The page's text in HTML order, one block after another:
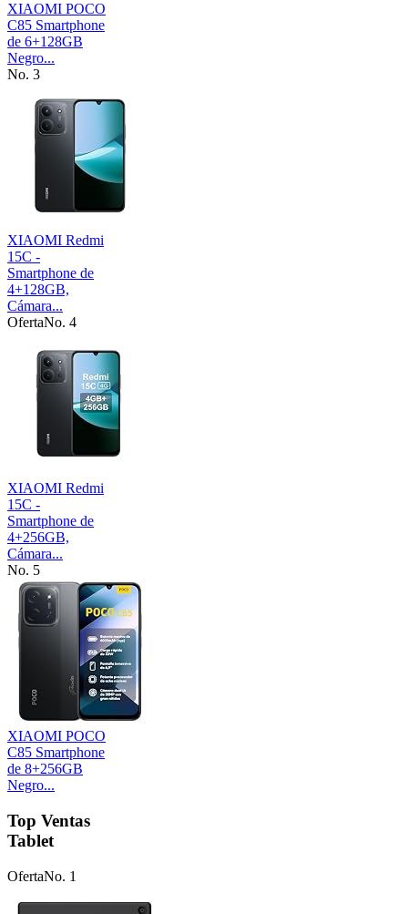
XIAOMI POCO
C85 Smartphone
de 6+128GB
Negro...
No. 3
XIAOMI Redmi
15C -
Smartphone de
4+128GB,
Cámara...
OfertaNo. 4
XIAOMI Redmi
15C -
Smartphone de
4+256GB,
Cámara...
No. 5
XIAOMI POCO
C85 Smartphone
de 8+256GB
Negro...
Top Ventas
Tablet
OfertaNo. 1